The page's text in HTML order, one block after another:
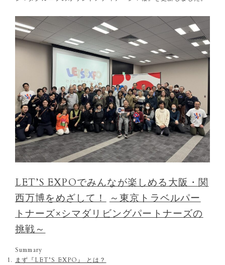
LET’S EXPOでみんなが楽しめる大阪・関
西万博をめざして！
～東京トラベルパー
トナーズ×シマダリビングパートナーズの
挑戦～
Summary
まず『LET’S EXPO』 とは？